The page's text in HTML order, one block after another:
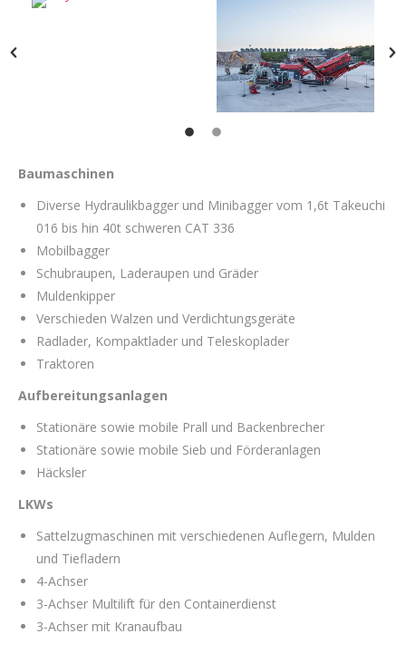
Baumaschinen
Diverse Hydraulikbagger und Minibagger vom 1,6t Takeuchi
016 bis hin 40t schweren CAT 336
Mobilbagger
Schubraupen, Laderaupen und Gräder
Muldenkipper
Verschieden Walzen und Verdichtungsgeräte
Radlader, Kompaktlader und Teleskoplader
Traktoren
Aufbereitungsanlagen
Stationäre sowie mobile Prall und Backenbrecher
Stationäre sowie mobile Sieb und Förderanlagen
Häcksler
LKWs
Sattelzugmaschinen mit verschiedenen Auflegern, Mulden
und Tiefladern
4-Achser
3-Achser Multilift für den Containerdienst
3-Achser mit Kranaufbau